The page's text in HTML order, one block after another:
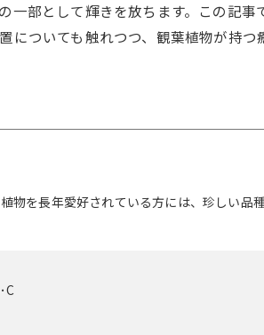
一部として輝きを放ちます。この記事
についても触れつつ、観葉植物が持つ
物を長年愛好されている方には、珍しい品
C